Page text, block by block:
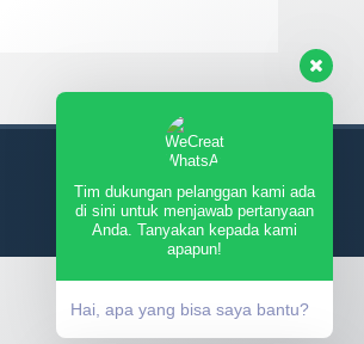
Tim dukungan pelanggan kami ada
di sini untuk menjawab pertanyaan
Anda. Tanyakan kepada kami
apapun!
Hai, apa yang bisa saya bantu?